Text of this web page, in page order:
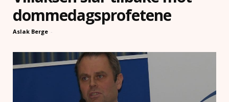
dommedagsprofetene
Aslak Berge -